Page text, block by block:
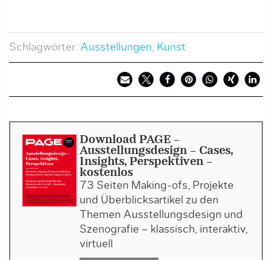
Schlagwörter: Ausstellungen, Kunst
Download PAGE -
Ausstellungsdesign - Cases,
Insights, Perspektiven -
kostenlos
73 Seiten Making-ofs, Projekte
und Überblicksartikel zu den
Themen Ausstellungsdesign und
Szenografie – klassisch, interaktiv,
virtuell